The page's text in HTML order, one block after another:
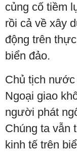
củng cố tiềm
rồi cả về xây
động trên
biển đảo.
Chủ tịch nước
Ngoại giao
người phát
Chúng ta vẫn
kinh tế trên